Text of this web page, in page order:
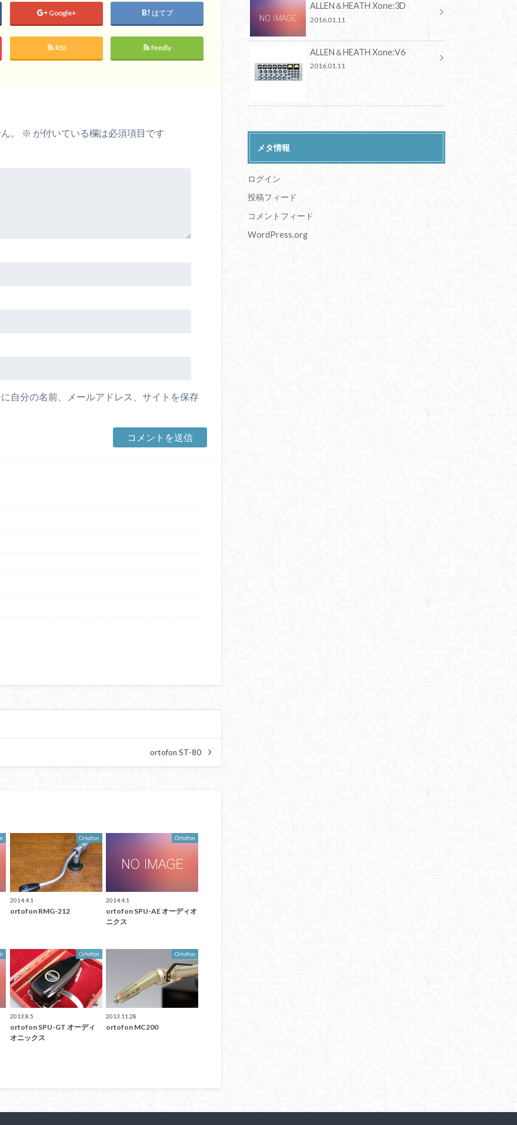
Google+ はてブ
RSS feedly
。 ※ が付いている欄は必須項目です
自分の名前、メールアドレス、サイトを保存
ortofon ST-80
Ortofon
2014.4.1
ortofon RMG-212
Ortofon
2014.4.1
ortofon SPU-AE オーディオ
ニクス
Ortofon
2013.8.5
ortofon SPU-GT オーディ
オニックス
Ortofon
2013.11.28
ortofon MC200
ALLEN＆HEATH Xone:3D
2016.01.11
ALLEN＆HEATH Xone:V6
2016.01.11
メタ情報
ログイン
投稿フィード
コメントフィード
WordPress.org